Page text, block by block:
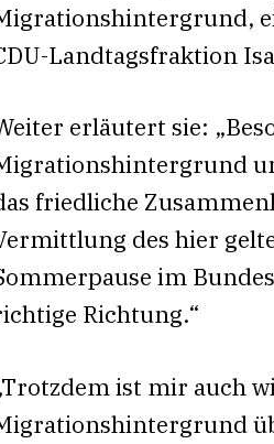
Landtagsfraktion
erläutert sie:
friedliche
des hier
im
Richtung.“
ist mir auch